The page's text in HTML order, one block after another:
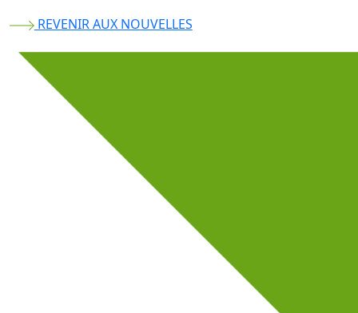
REVENIR AUX NOUVELLES